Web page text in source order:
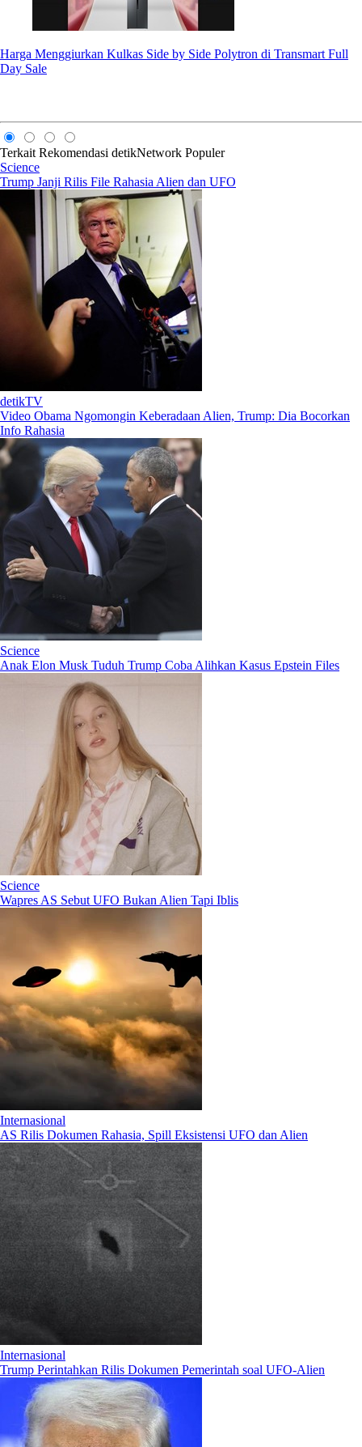
Harga Menggiurkan Kulkas Side by Side Polytron di Transmart Full
Day Sale
Terkait Rekomendasi detikNetwork Populer
Science
Trump Janji Rilis File Rahasia Alien dan UFO
detikTV
Video Obama Ngomongin Keberadaan Alien, Trump: Dia Bocorkan
Info Rahasia
Science
Anak Elon Musk Tuduh Trump Coba Alihkan Kasus Epstein Files
Science
Wapres AS Sebut UFO Bukan Alien Tapi Iblis
Internasional
AS Rilis Dokumen Rahasia, Spill Eksistensi UFO dan Alien
Internasional
Trump Perintahkan Rilis Dokumen Pemerintah soal UFO-Alien